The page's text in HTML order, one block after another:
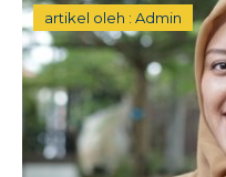
artikel oleh : Admin